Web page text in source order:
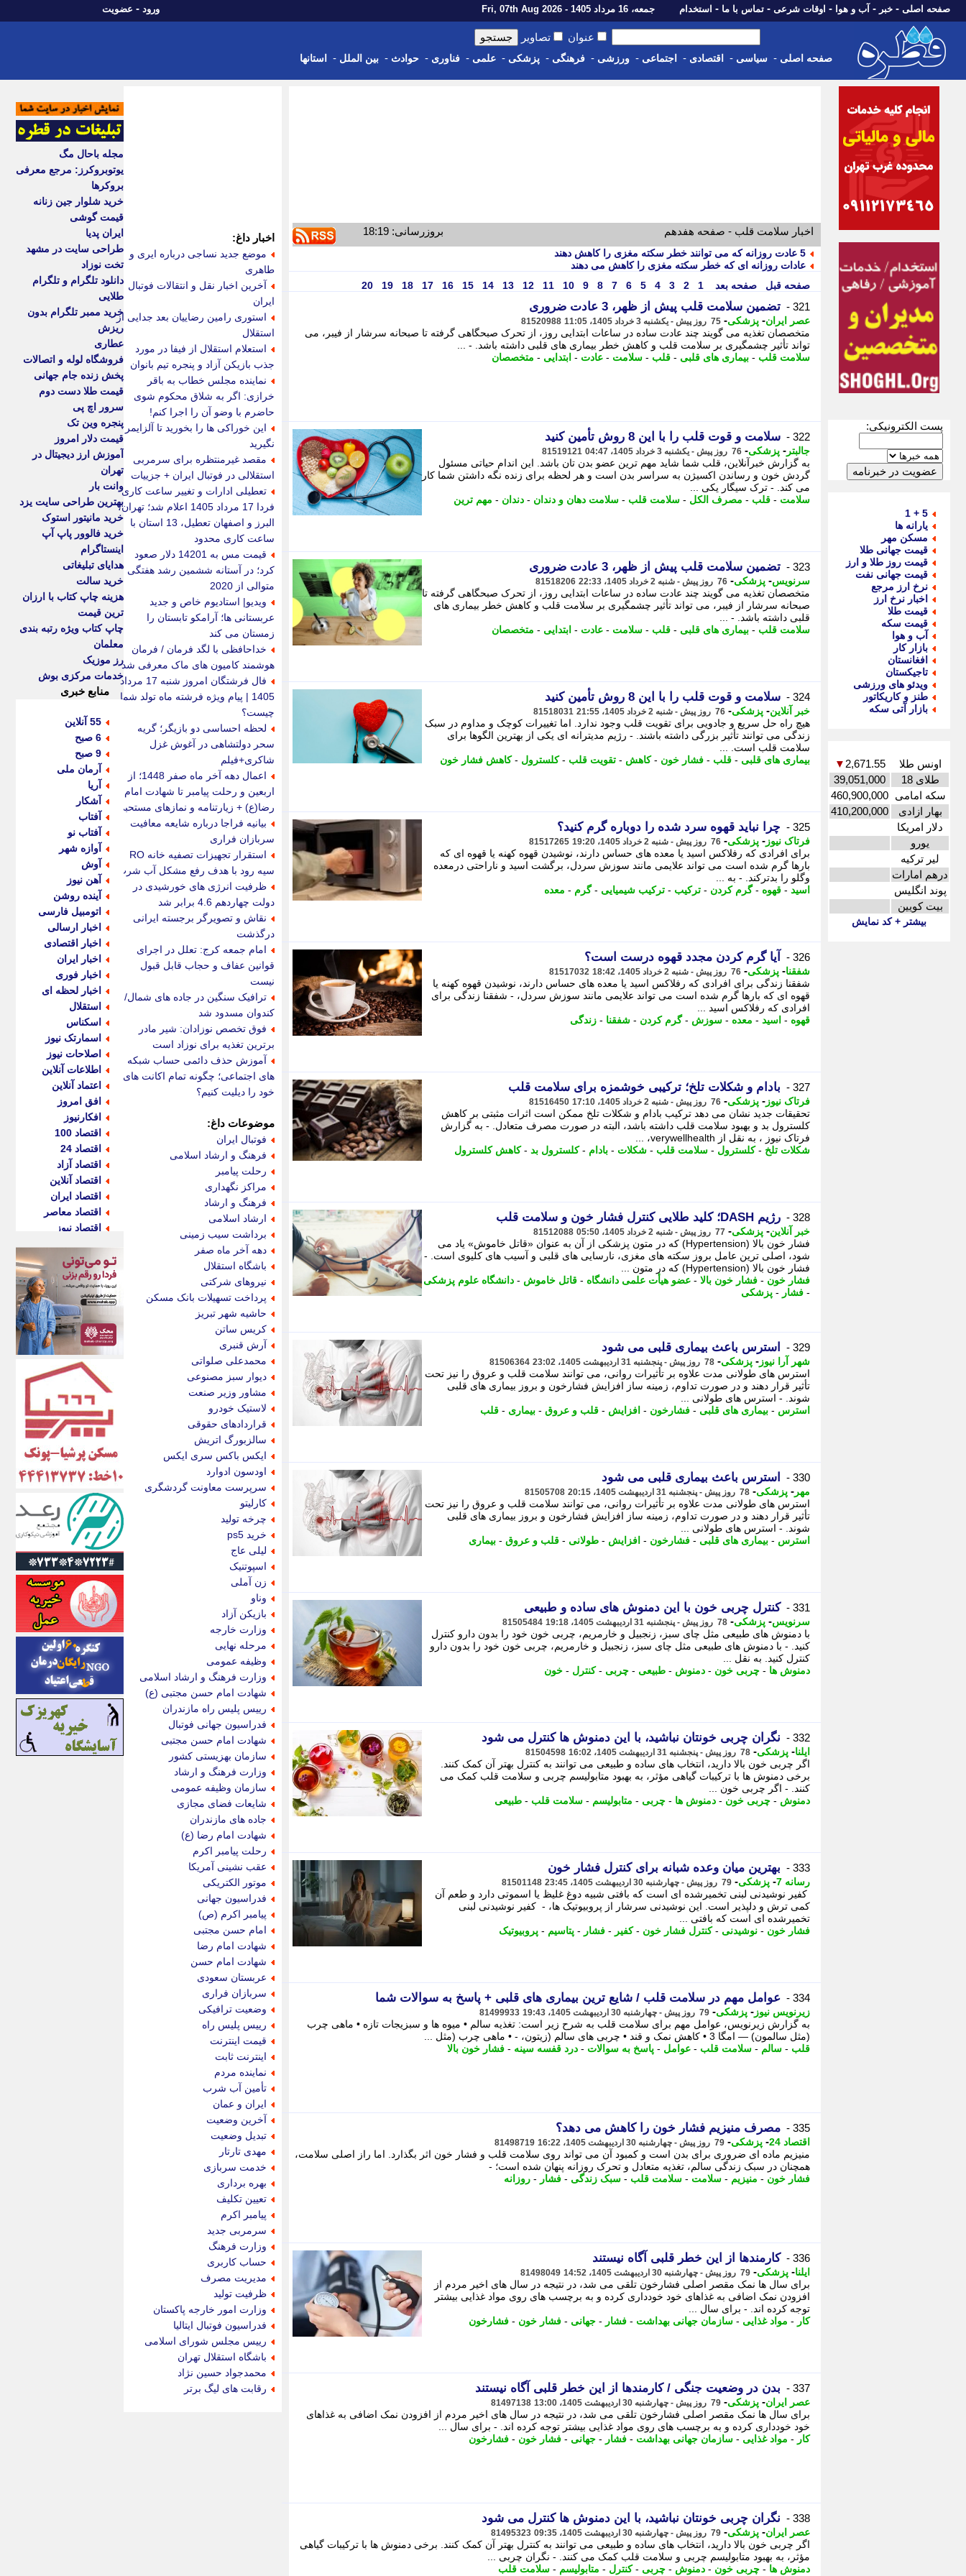
صفحه اصلی - خبر - آب و هوا - اوقات شرعی - تماس با ما - استخدام جمعه، 16 مرداد 1405 - Fri, 07th Aug 2026 ورود - عضویت
عنوان تصاویر
صفحه اصلی - سیاسی - اقتصادی - اجتماعی - ورزشی - فرهنگی - پزشکی - علمی - فناوری - حوادث - بین الملل - استانها
پست الکترونیکی:
5 + 1
یارانه ها
مسکن مهر
قیمت جهانی طلا
قیمت روز طلا و ارز
قیمت جهانی نفت
نرخ ارز مرجع
اخبار نرخ ارز
قیمت طلا
قیمت سکه
آب و هوا
بازار کار
افغانستان
تاجیکستان
ویدئو های ورزشی
طنز و کاریکاتور
بازار آتی سکه
اونس طلا 2,671.55
▼
طلای 18
39,051,000
سکه امامی 460,900,000
بهار ازادی
410,200,000
دلار امریکا
یورو
لیر ترکیه
درهم امارات
پوند انگلیس
بیت کویین
بیشتر + کد نمایش
اخبار سلامت قلب - صفحه هفدهم بروزرسانی: 18:19
5 عادت روزانه که می توانند خطر سکته مغزی را کاهش دهند
عادات روزانه ای که خطر سکته مغزی را کاهش می دهند
صفحه قبل
صفحه بعد 1
2
3
4
5
6
7
8
9
10
11
12
13
14
15
16
17
18
19
20
321 - تضمین سلامت قلب پیش از ظهر، 3 عادت ضروری
عصر ایران- پزشکی- 75 روز پیش - یکشنبه 3 خرداد 1405، 11:05 81520988
متخصصان تغذیه می گویند چند عادت ساده در ساعات ابتدایی روز، از تحرک صبحگاهی گرفته تا صبحانه سرشار از فیبر، می
تواند تأثیر چشمگیری بر سلامت قلب و کاهش خطر بیماری های قلبی داشته باشد. - ...
سلامت قلب - بیماری های قلبی - قلب - سلامت - عادت - ابتدایی - متخصصان
322 - سلامت و قوت قلب را با این 8 روش تأمین کنید
جالبتر - پزشکی- 76 روز پیش - یکشنبه 3 خرداد 1405، 04:47 81519121
به گزارش خبرآنلاین، قلب شما شاید مهم ترین عضو بدن تان باشد. این اندام حیاتی مسئول
گردش خون و رساندن اکسیژن به سراسر بدن است و هر لحظه برای زنده نگه داشتن شما کار
می کند. - ترک سیگار یکی ...
سلامت - قلب - مصرف الکل - سلامت قلب - سلامت دهان و دندان - دندان - مهم ترین
323 - تضمین سلامت قلب پیش از ظهر، 3 عادت ضروری
سرنویس- پزشکی- 76 روز پیش - شنبه 2 خرداد 1405، 22:33 81518206
متخصصان تغذیه می گویند چند عادت ساده در ساعات ابتدایی روز، از تحرک صبحگاهی گرفته تا
صبحانه سرشار از فیبر، می تواند تأثیر چشمگیری بر سلامت قلب و کاهش خطر بیماری های
قلبی داشته باشد. - ...
سلامت قلب - بیماری های قلبی - قلب - سلامت - عادت - ابتدایی - متخصصان
324 - سلامت و قوت قلب را با این 8 روش تأمین کنید
خبر آنلاین- پزشکی- 76 روز پیش - شنبه 2 خرداد 1405، 21:55 81518031
هیچ راه حل سریع و جادویی برای تقویت قلب وجود ندارد. اما تغییرات کوچک و مداوم در سبک
زندگی می توانند تأثیر بزرگی داشته باشند. - رژیم مدیترانه ای یکی از بهترین الگوها برای
سلامت قلب است. ...
بیماری های قلبی - قلب - فشار خون -کاهش - تقویت قلب -کلسترول -کاهش فشار خون
325 - چرا نباید قهوه سرد شده را دوباره گرم کنید؟
فرتاک نیوز - پزشکی- 76 روز پیش - شنبه 2 خرداد 1405، 19:20 81517265
برای افرادی که رفلاکس اسید یا معده های حساس دارند، نوشیدن قهوه کهنه یا قهوه ای که
بارها گرم شده است می تواند علایمی مانند سوزش سردل، برگشت اسید و ناراحتی درمعده
وگلو را بدترکند. - به ...
اسید - قهوه -گرم کردن - ترکیب - ترکیب شیمیایی -گرم - معده
326 - آیا گرم کردن مجدد قهوه درست است؟
شفقنا- پزشکی- 76 روز پیش - شنبه 2 خرداد 1405، 18:42 81517032
شفقنا زندگی برای افرادی که رفلاکس اسید یا معده های حساس دارند، نوشیدن قهوه کهنه یا
قهوه ای که بارها گرم شده است می تواند علایمی مانند سوزش سردل، - شفقنا زندگی برای
افرادی که رفلاکس اسید ...
قهوه - اسید - معده - سوزش -گرم کردن - شفقنا - زندگی
327 - بادام و شکلات تلخ؛ ترکیبی خوشمزه برای سلامت قلب
فرتاک نیوز - پزشکی- 76 روز پیش - شنبه 2 خرداد 1405، 17:10 81516450
تحقیقات جدید نشان می دهد ترکیب بادام و شکلات تلخ ممکن است اثرات مثبتی بر کاهش
کلسترول بد و بهبود سلامت قلب داشته باشد، البته در صورت مصرف متعادل. - به گزارش
فرتاک نیوز ، به نقل از verywellhealth، ...
شکلات تلخ -کلسترول - سلامت قلب - شکلات - بادام -کلسترول بد -کاهش کلسترول
328 - رژیم DASH؛ کلید طلایی کنترل فشار خون و سلامت قلب
خبر آنلاین- پزشکی- 77 روز پیش - شنبه 2 خرداد 1405، 05:50 81512088
فشار خون بالا (Hypertension) که در متون پزشکی از آن به عنوان «قاتل خاموش» یاد می
شود، اصلی ترین عامل بروز سکته های مغزی، نارسایی های قلبی و آسیب های کلیوی است. -
فشار خون بالا (Hypertension) که در متون ...
فشار خون - فشار خون بالا - عضو هیأت علمی دانشگاه - قاتل خاموش - دانشگاه علوم پزشکی
- فشار - پزشکی
329 - استرس باعث بیماری قلبی می شود
شهر آرا نیوز - پزشکی- 78 روز پیش - پنجشنبه 31 اردیبهشت 1405، 23:02 81506364
استرس های طولانی مدت علاوه بر تأثیرات روانی، می توانند سلامت قلب و عروق را نیز تحت
تأثیر قرار دهند و در صورت تداوم، زمینه ساز افزایش فشارخون و بروز بیماری های قلبی
شوند. - استرس های طولانی ...
استرس - بیماری های قلبی - فشارخون - افزایش - قلب و عروق - بیماری - قلب
330 - استرس باعث بیماری قلبی می شود
مهر - پزشکی- 78 روز پیش - پنجشنبه 31 اردیبهشت 1405، 20:15 81505708
استرس های طولانی مدت علاوه بر تأثیرات روانی، می توانند سلامت قلب و عروق را نیز تحت
تأثیر قرار دهند و در صورت تداوم، زمینه ساز افزایش فشارخون و بروز بیماری های قلبی
شوند. - استرس های طولانی ...
استرس - بیماری های قلبی - فشارخون - افزایش - طولانی - قلب و عروق - بیماری
331 - کنترل چربی خون با این دمنوش های ساده و طبیعی
سرنویس- پزشکی- 78 روز پیش - پنجشنبه 31 اردیبهشت 1405، 19:18 81505484
با دمنوش های طبیعی مثل چای سبز، زنجبیل و خارمریم، چربی خون خود را بدون دارو کنترل
کنید. - با دمنوش های طبیعی مثل چای سبز، زنجبیل و خارمریم، چربی خون خود را بدون دارو
کنترل کنید. به نقل ...
دمنوش ها - چربی خون - دمنوش - طبیعی - چربی -کنترل - خون
332 - نگران چربی خونتان نباشید، با این دمنوش ها کنترل می شود
ایلنا- پزشکی- 78 روز پیش - پنجشنبه 31 اردیبهشت 1405، 16:02 81504598
اگر چربی خون بالا دارید، انتخاب های ساده و طبیعی می توانند به کنترل بهتر آن کمک کنند.
برخی دمنوش ها با ترکیبات گیاهی مؤثر، به بهبود متابولیسم چربی و سلامت قلب کمک می
کنند. - اگر چربی خون ...
دمنوش - چربی خون - دمنوش ها - چربی - متابولیسم - سلامت قلب - طبیعی
333 - بهترین میان وعده شبانه برای کنترل فشار خون
رسانه 7 - پزشکی- 79 روز پیش - چهارشنبه 30 اردیبهشت 1405، 23:45 81501148
کفیر نوشیدنی لبنی تخمیرشده ای است که بافتی شبیه دوغ غلیظ یا اسموتی دارد و طعم آن
کمی ترش و دلپذیر است. این نوشیدنی سرشار از پروبیوتیک ها، - کفیر نوشیدنی لبنی
تخمیرشده ای است که بافتی ...
فشار خون - نوشیدنی -کنترل فشار خون -کفیر - فشار - پتاسیم - پروبیوتیک
334 - عوامل مهم در سلامت قلب / شایع ترین بیماری های قلبی + پاسخ به سوالات شما
زیرنویس نیوز - پزشکی- 79 روز پیش - چهارشنبه 30 اردیبهشت 1405، 19:43 81499933
به گزارش زیرنویس، عوامل مهم برای سلامت قلب به شرح زیر است: تغذیه سالم • میوه ها و سبزیجات تازه • ماهی چرب
(مثل سالمون) — امگا 3 • کاهش نمک و قند • چربی های سالم (زیتون، - • ماهی چرب (مثل ...
قلب - سالم - سلامت قلب - عوامل - پاسخ به سوالات - درد قفسه سینه - فشار خون بالا
335 - مصرف منیزیم فشار خون را کاهش می دهد؟
اقتصاد 24 - پزشکی- 79 روز پیش - چهارشنبه 30 اردیبهشت 1405، 16:22 81498719
منیزیم ماده ای ضروری برای بدن است و کمبود آن می تواند روی سلامت قلب و فشار خون اثر بگذارد. اما راز اصلی سلامت،
همچنان در سبک زندگی سالم، تغذیه متعادل و تحرک روزانه پنهان شده است؛ -
فشار خون - منیزیم - سلامت - سلامت قلب - سبک زندگی - فشار - روزانه
336 - کارمندها از این خطر قلبی آگاه نیستند
ایلنا- پزشکی- 79 روز پیش - چهارشنبه 30 اردیبهشت 1405، 14:52 81498049
برای سال ها نمک مقصر اصلی فشارخون تلقی می شد، در نتیجه در سال های اخیر مردم از
افزودن نمک اضافی به غذاهای خود خودداری کرده و به برچسب های روی مواد غذایی بیشتر
توجه کرده اند. - برای سال ...
کار - مواد غذایی - سازمان جهانی بهداشت - فشار - جهانی - فشار خون - فشارخون
337 - بدن در وضعیت جنگی / کارمندها از این خطر قلبی آگاه نیستند
عصر ایران- پزشکی- 79 روز پیش - چهارشنبه 30 اردیبهشت 1405، 13:00 81497138
برای سال ها نمک مقصر اصلی فشارخون تلقی می شد، در نتیجه در سال های اخیر مردم از افزودن نمک اضافی به غذاهای
خود خودداری کرده و به برچسب های روی مواد غذایی بیشتر توجه کرده اند. - برای سال ...
کار - مواد غذایی - سازمان جهانی بهداشت - فشار - جهانی - فشار خون - فشارخون
338 - نگران چربی خونتان نباشید، با این دمنوش ها کنترل می شود
عصر ایران- پزشکی- 79 روز پیش - چهارشنبه 30 اردیبهشت 1405، 09:35 81495323
اگر چربی خون بالا دارید، انتخاب های ساده و طبیعی می توانند به کنترل بهتر آن کمک کنند. برخی دمنوش ها با ترکیبات گیاهی
مؤثر، به بهبود متابولیسم چربی و سلامت قلب کمک می کنند. - نگران چربی ...
دمنوش ها - چربی خون - دمنوش - چربی -کنترل - متابولیسم - سلامت قلب
اخبار داغ:
موضع جدید نساجی درباره ایری و
طاهری
آخرین اخبار نقل و انتقالات فوتبال
ایران
استوری رامین رضاییان بعد جدایی از
استقلال
استعلام استقلال از فیفا در مورد
جذب بازیکن آزاد و پنجره تیم بانوان
نماینده مجلس خطاب به باقر
خرازی: اگر به شلاق محکوم شوی
حاضرم با وضو آن را اجرا کنم!
این خوراکی ها را بخورید تا آلزایمر
نگیرید
مقصد غیرمنتظره برای سرمربی
استقلالی در فوتبال ایران + جزییات
تعطیلی ادارات و تغییر ساعت کاری
فردا 17 مرداد 1405 اعلام شد؛ تهران،
البرز و اصفهان تعطیل، 13 استان با
ساعت کاری محدود
قیمت مس به 14201 دلار صعود
کرد؛ در آستانه ششمین رشد هفتگی
متوالی از 2020
ویدیو| استادیوم خاص و جدید
عربستانی ها؛ آرامکو تابستان را
زمستان می کند
خداحافظی با لگد فرمان / فرمان
هوشمند کامیون های ماک معرفی شد
فال فرشتگان امروز شنبه 17 مرداد
1405 | پیام ویژه فرشته ماه تولد شما
چیست؟
لحظه احساسی دو بازیگر؛ گریه
سحر دولتشاهی در آغوش غزل
شاکری+فیلم
اعمال دهه آخر ماه صفر 1448؛ از
اربعین و رحلت پیامبر تا شهادت امام
رضا(ع) + زیارتنامه و نمازهای مستحبی
بیانیه فراجا درباره شایعه معافیت
سربازان فراری
استقرار تجهیزات تصفیه خانه RO
سیه رود با هدف رفع مشکل آب شرب
ظرفیت انرژی های خورشیدی در
دولت چهاردهم 4.6 برابر شد
نقاش و تصویرگر برجسته ایرانی
درگذشت
امام جمعه کرج: تعلل در اجرای
قوانین عفاف و حجاب قابل قبول
نیست
ترافیک سنگین در جاده های شمال/
کندوان مسدود شد
فوق تخصص نوزادان: شیر مادر
برترین تغذیه برای نوزاد است
آموزش حذف دائمی حساب شبکه
های اجتماعی؛ چگونه تمام اکانت های
خود را دیلیت کنیم؟
موضوعات داغ:
فوتبال ایران
فرهنگ و ارشاد اسلامی
رحلت پیامبر
مراکز نگهداری
فرهنگ و ارشاد
ارشاد اسلامی
برداشت سیب زمینی
دهه آخر ماه صفر
باشگاه استقلال
نیروهای شرکتی
پرداخت تسهیلات بانک مسکن
حاشیه شهر تبریز
کریس ساتن
آرش قنبری
محمدعلی صلواتی
دیوار سبز مصنوعی
مشاور وزیر صنعت
لاستیک خودرو
قراردادهای حقوقی
سالزبورگ اتریش
ایکس باکس سری ایکس
اودسون ادوارد
سرپرست معاونت گردشگری
کارلیتو
چرخه تولید
خرید ps5
لیلی عاج
اسپوتنیک
زن آملی
وناو
بازیکن آزاد
وزارت خارجه
مرحله نهایی
وظیفه عمومی
وزارت فرهنگ و ارشاد اسلامی
شهادت امام حسن مجتبی (ع)
رییس پلیس راه مازندران
فدراسیون جهانی فوتبال
شهادت امام حسن مجتبی
سازمان بهزیستی کشور
وزارت فرهنگ و ارشاد
سازمان وظیفه عمومی
شایعات فضای مجازی
جاده های مازندران
شهادت امام رضا (ع)
رحلت پیامبر اکرم
عقب نشینی آمریکا
موتور الکتریکی
فدراسیون جهانی
پیامبر اکرم (ص)
امام حسن مجتبی
شهادت امام رضا
شهادت امام حسن
عربستان سعودی
سربازان فراری
وضعیت ترافیکی
رییس پلیس راه
قیمت اینترنت
اینترنت ثابت
نماینده مردم
تأمین آب شرب
ایران و عمان
آخرین وضعیت
تبدیل وضعیت
مهدی تارتار
خدمت سربازی
بهره برداری
تعیین تکلیف
پیامبر اکرم
سرمربی جدید
وزارت فرهنگ
حساب کاربری
مدیریت مصرف
ظرفیت تولید
وزارت امور خارجه پاکستان
فدراسیون فوتبال ایتالیا
رییس مجلس شورای اسلامی
باشگاه استقلال تهران
محمدجواد حسین نژاد
رقابت های لیگ برتر
مجله باحال مگ
یوتوبروکرز: مرجع معرفی
بروکرها
خرید شلوار جین زنانه
قیمت گوشی
ایران پدیا
طراحی سایت در مشهد
تخت نوزاد
دانلود تلگرام و تلگرام
طلایی
خرید ممبر تلگرام بدون
ریزش
عطاری
فروشگاه لوله و اتصالات
پخش زنده جام جهانی
قیمت طلا دست دوم
سرور اچ پی
پنجره وین تک
قیمت دلار امروز
آموزش ارز دیجیتال در
تهران
وانت بار
بهترین طراحی سایت یزد
خرید مانیتور استوک
خرید فالوور پاپ آپ
اینستاگرام
هدایای تبلیغاتی
خرید سالت
هزینه چاپ کتاب با ارزان
ترین قیمت
چاپ کتاب ویژه رتبه بندی
معلمان
رز موزیک
خدمات مرکزی بوش
منابع خبری
55 آنلاین
6 صبح
9 صبح
آرمان ملی
آریا
آشکار
آفتاب
آفتاب نو
آوازه شهر
آوش
آهن نیوز
آینده روشن
اتومبیل فارسی
اخبار ارسالی
اخبار اقتصادی
اخبار ایران
اخبار فوری
اخبار لحظه ای
استقلال
اسکناس
اسمارتک نیوز
اصلاحات نیوز
اطلاعات آنلاین
اعتماد آنلاین
افق امروز
افکارنیوز
اقتصاد 100
اقتصاد 24
اقتصاد آزاد
اقتصاد آنلاین
اقتصاد ایران
اقتصاد معاصر
اقتصاد نیوز
اکوفارس
اکونگار
اکونیوز
الف
انتشار آنلاین
اندیشه قرن
اندیشه معاصر
اندیشه ها
انرژی پرس
ای استخدام
ایتنا
ایراف
ایران آرت
ایران آنلاین
ایران زندگی
ایران فوری
ایرانی روز
ایرانیتال
ایرنا
ایسکانیوز
ایسنا
ایکنا
ایلنا
اینتیتر
ایونا نیوز
بازتاب آنلاین
باشگاه خبرنگاران
باغستان نیوز
بامبوک
ببین و بخون
بدینسان
بنکر